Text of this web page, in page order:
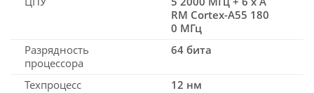
RM Cortex-A55 180
0 МГц
Разрядность
процессора
64 бита
Техпроцесс
12 нм